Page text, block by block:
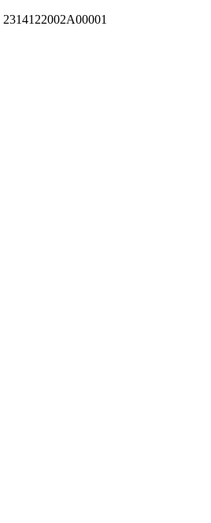
2314122002A00001